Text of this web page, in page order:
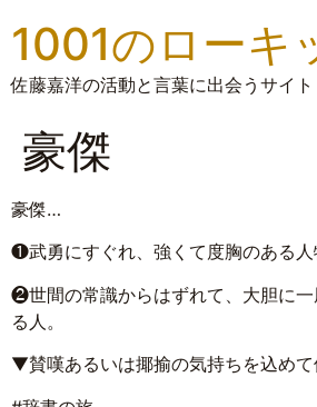
1001のローキ
佐藤嘉洋の活動と言葉に出会うサイト
豪傑
豪傑…
❶武勇にすぐれ、強くて度胸のある人
❷世間の常識からはずれて、大胆に
る人。
▼賛嘆あるいは揶揄の気持ちを込めて